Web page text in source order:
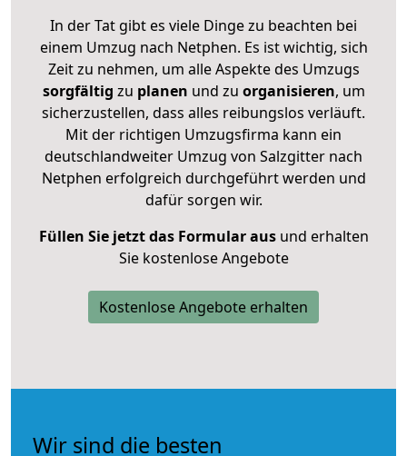
In der Tat gibt es viele Dinge zu beachten bei
einem Umzug nach Netphen. Es ist wichtig, sich
Zeit zu nehmen, um alle Aspekte des Umzugs
sorgfältig zu planen und zu organisieren, um
sicherzustellen, dass alles reibungslos verläuft.
Mit der richtigen Umzugsfirma kann ein
deutschlandweiter Umzug von Salzgitter nach
Netphen erfolgreich durchgeführt werden und
dafür sorgen wir.
Füllen Sie jetzt das Formular ausund erhalten
Sie kostenlose Angebote
Kostenlose Angebote erhalten
Wir sind die besten